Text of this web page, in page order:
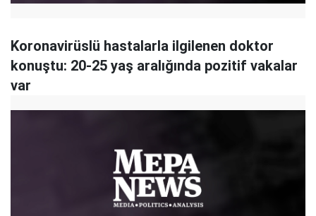
Koronavirüslü hastalarla ilgilenen doktor
konuştu: 20-25 yaş aralığında pozitif vakalar
var